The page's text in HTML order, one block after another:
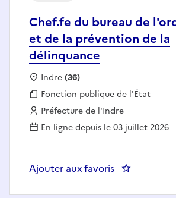
Chef.fe du bureau de
et de la prévention de la
délinquance
Localisation :
Indre(36)
Fonction publique :
Fonction publique de l'État
Employeur :
Préfecture de l'Indre
En ligne depuis le 03 juillet 2026
Ajouter aux favoris : Chef.fe